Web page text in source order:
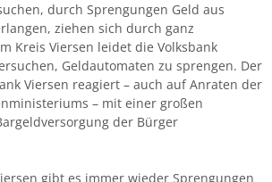
durch Sprengungen Geld aus
ziehen sich durch ganz
Kreis Viersen leidet die Volksbank
Geldautomaten zu sprengen. Der
Viersen reagiert – auch auf Anraten der
– mit einer großen
der Bürger
gibt es immer wieder Sprengungen